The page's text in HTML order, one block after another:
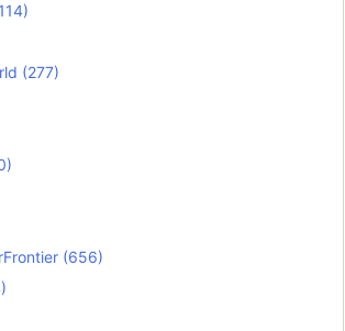
(277)
(656)